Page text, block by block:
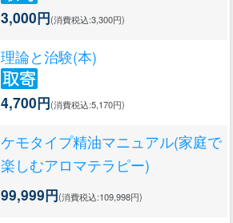
3,000円(消費税込:3,300円)
理論と治験(本)
4,700円(消費税込:5,170円)
ケモタイプ精油マニュアル(家庭で
楽しむアロマテラピー)
99,999円(消費税込:109,998円)